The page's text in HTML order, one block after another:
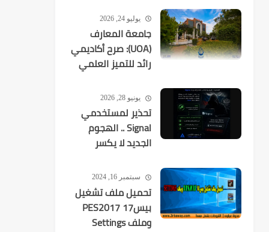
يوليو 24, 2026
جامعة المعارف
(UOA): صرح أكاديمي
رائد للتميز العلمي
يونيو 28, 2026
تحذير لمستخدمي
Signal .. الهجوم
الجديد لا يكسر
يستهدفك
سبتمبر 16, 2024
تحميل ملف تشغيل
بيس17 PES2017
وملف Settings